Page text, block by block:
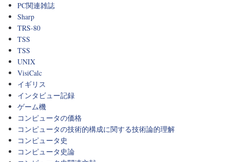
PC関連雑誌
Sharp
TRS-80
TSS
TSS
UNIX
VisiCalc
イギリス
インタビュー記録
ゲーム機
コンピュータの価格
コンピュータの技術的構成に関する技術論的理解
コンピュータ史
コンピュータ史論